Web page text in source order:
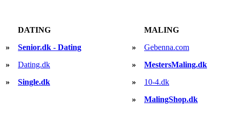
DATING
»
Senior.dk - Dating
»
Dating.dk
»
Single.dk
MALING
»
Gebenna.com
»
MestersMaling.dk
»
10-4.dk
»
MalingShop.dk